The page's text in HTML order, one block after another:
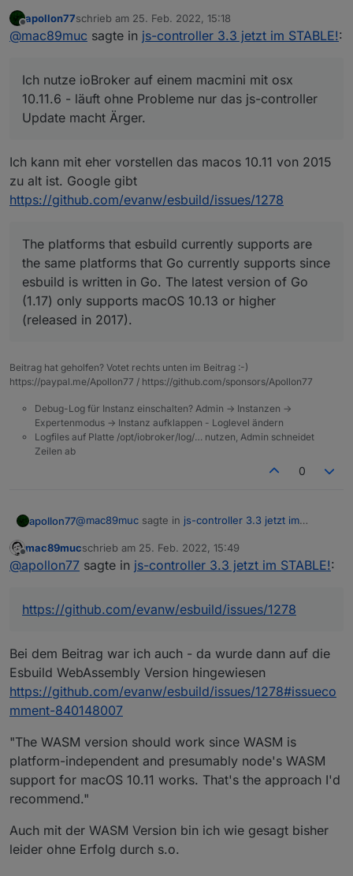
Update js-controller from @3.2.16 to
dyld: Symbol not found: _clock_gettime
Referenced from: /usr/local/iobroker/
  Expected in: flat namespace
dyld: Symbol not found: _clock_gettime
Referenced from: /usr/local/iobroker/
  Expected in: flat namespace
npm ERR! code ELIFECYCLE
npm ERR! errno 1
npm ERR! esbuild@0.11.23 postinstall:
npm ERR! Exit status 1
npm ERR!
npm ERR! Failed at the esbuild@0.11.23
npm ERR! A complete log of this run can
npm ERR!     /Users/macmini/.npm/_logs/
esbuild problemund zusätzlich ebenfalls hier
esbuild wasmumgesetzt ohne Erfolg.
Gibt's noch einen Tipp?
Offline
apollon77schrieb am 25. Feb. 2022, 15:18
zuletzt editiert von
@mac89muc sagte in js-controller 3.3 jetzt im STABLE!:
Ich nutze ioBroker auf einem macmini mit osx
10.11.6 - läuft ohne Probleme nur das js-controller
Update macht Ärger.
Ich kann mit eher vorstellen das macos 10.11 von 2015
zu alt ist. Google gibt
https://github.com/evanw/esbuild/issues/1278
The platforms that esbuild currently supports are
the same platforms that Go currently supports since
esbuild is written in Go. The latest version of Go
(1.17) only supports macOS 10.13 or higher
(released in 2017).
Beitrag hat geholfen? Votet rechts unten im Beitrag :-)
https://paypal.me/Apollon77 / https://github.com/sponsors/Apollon77
Debug-Log für Instanz einschalten? Admin -> Instanzen ->
Expertenmodus -> Instanz aufklappen - Loglevel ändern
Logfiles auf Platte /opt/iobroker/log/… nutzen, Admin schneidet
Zeilen ab
0
apollon77@mac89muc sagte in js-controller 3.3 jetzt im
Ich nutze ioBroker auf einem macmini mit osx
2015 zu alt ist. Google gibt
are the same platforms that Go currently
supports since esbuild is written in Go. The
latest version of Go (1.17) only supports macOS
10.13 or higher (released in 2017).
Offline
mac89mucschrieb am 25. Feb. 2022, 15:49
zuletzt editiert von
@apollon77 sagte in js-controller 3.3 jetzt im STABLE!:
https://github.com/evanw/esbuild/issues/1278
Bei dem Beitrag war ich auch - da wurde dann auf die
Esbuild WebAssembly Version hingewiesen
https://github.com/evanw/esbuild/issues/1278#issueco
mment-840148007
"The WASM version should work since WASM is
platform-independent and presumably node's WASM
support for macOS 10.11 works. That's the approach I'd
recommend."
Auch mit der WASM Version bin ich wie gesagt bisher
leider ohne Erfolg durch s.o.